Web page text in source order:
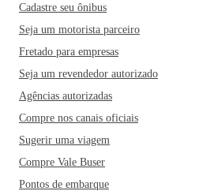
Cadastre seu ônibus
Seja um motorista parceiro
Fretado para empresas
Seja um revendedor autorizado
Agências autorizadas
Compre nos canais oficiais
Sugerir uma viagem
Compre Vale Buser
Pontos de embarque